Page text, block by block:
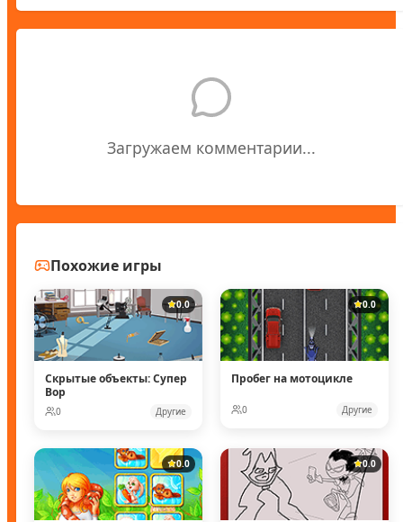
Загружаем комментарии...
Похожие игры
0.0
Скрытые объекты: Супер
Вор
0 Другие
0.0
Пробег на мотоцикле
0 Другие
0.0 0.0